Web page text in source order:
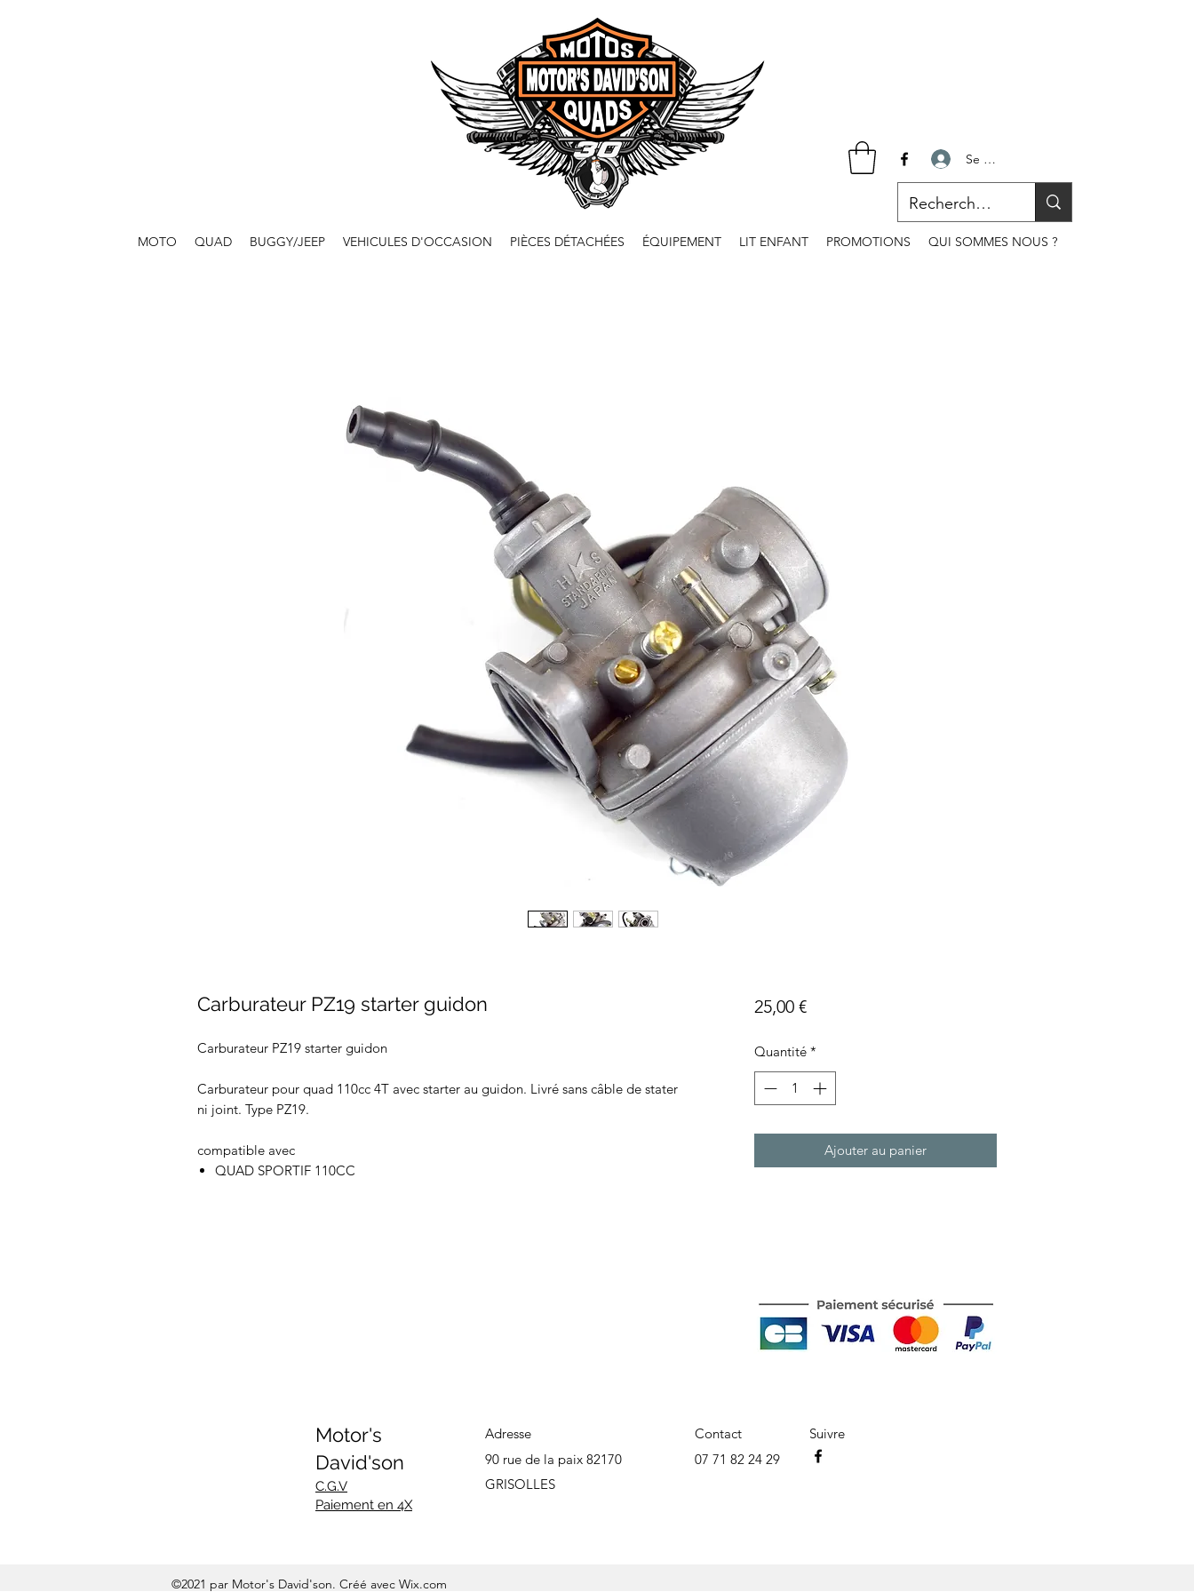
Se connecter
MOTO QUAD BUGGY/JEEP VEHICULES D'OCCASION PIÈCES DÉTACHÉES ÉQUIPEMENT LIT ENFANT PROMOTIONS QUI SOMMES NOUS ?
Carburateur PZ19 starter guidon
Carburateur PZ19 starter guidon
Carburateur pour quad 110cc 4T avec starter au guidon. Livré sans câble de stater
ni joint. Type PZ19.
compatible avec
QUAD SPORTIF 110CC
25,00 €Prix
Quantité *
Ajouter au panier
Motor's
David'son
C.G.V
Paiement en 4X
Adresse
90 rue de la paix 82170
GRISOLLES
Contact
07 71 82 24 29
Suivre
©2021 par Motor's David'son. Créé avec Wix.com